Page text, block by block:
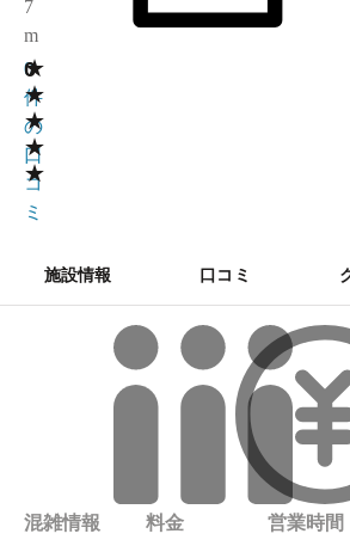
7
m
★
★
★
★
★
0
0
件
の
口
コ
ミ
施設情報 口コミ
混雑情報 料金 営業時間